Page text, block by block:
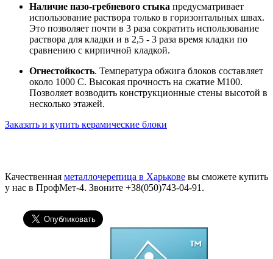
Наличие пазо-гребневого стыка предусматривает
использование раствора только в горизонтальных швах.
Это позволяет почти в 3 раза сократить использование
раствора для кладки и в 2,5 - 3 раза время кладки по
сравнению с кирпичной кладкой.
Огнестойкость. Температура обжига блоков составляет
около 1000 С. Высокая прочность на сжатие М100.
Позволяет возводить конструкционные стены высотой в
несколько этажей.
Заказать и купить керамические блоки
Качественная металлочерепица в Харькове вы сможете купить
у нас в ПрофМет-4. Звоните +38(050)743-04-91.